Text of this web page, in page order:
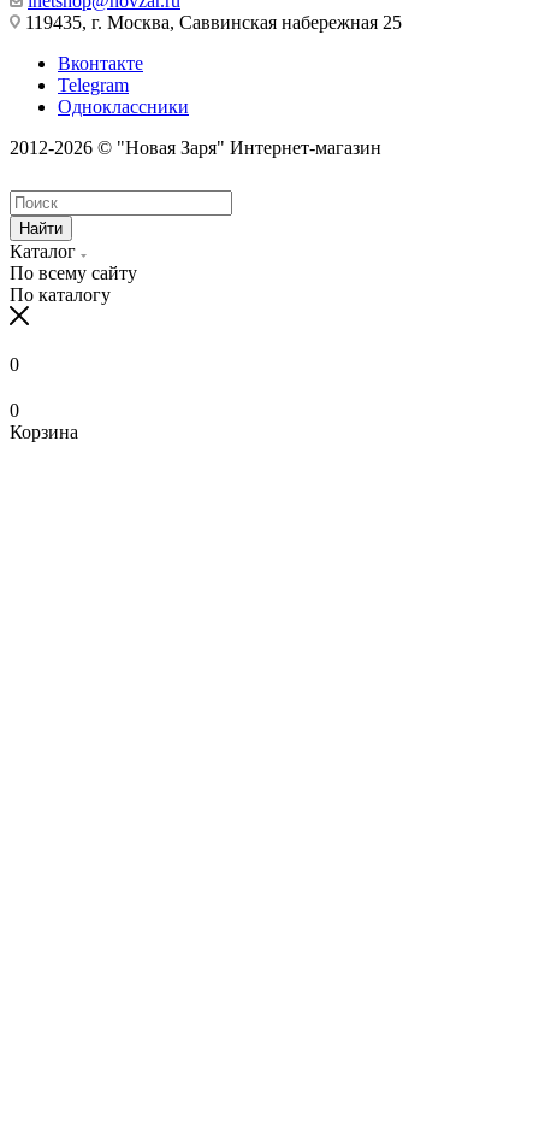
119435, г. Москва, Саввинская набережная 25
Вконтакте
Telegram
Одноклассники
2012-2026 © "Новая Заря" Интернет-магазин
Найти
Каталог
По всему сайту
По каталогу
0
0
Корзина